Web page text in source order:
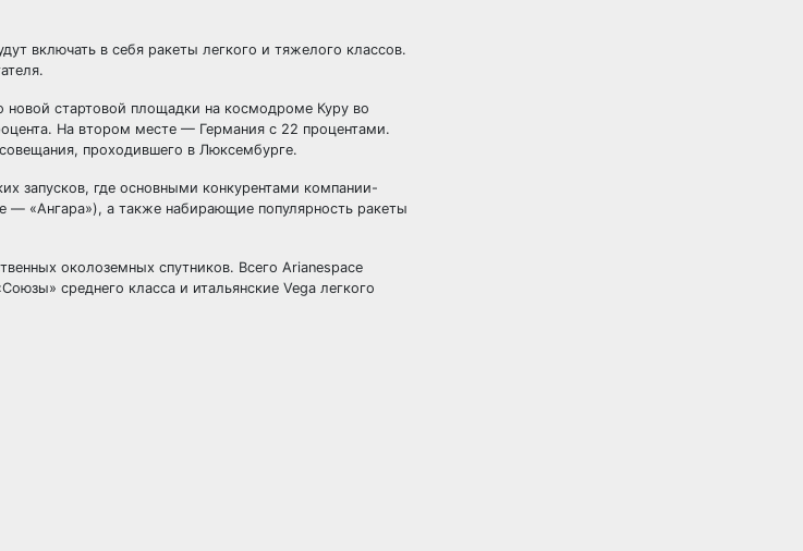
включать в себя ракеты легкого и тяжелого классов.
новой стартовой площадки на космодроме Куру во
На втором месте — Германия с 22 процентами.
проходившего в Люксембурге.
запусков, где основными конкурентами компании-
— «Ангара»), а также набирающие популярность ракеты
околоземных спутников. Всего Arianespace
среднего класса и итальянские Vega легкого